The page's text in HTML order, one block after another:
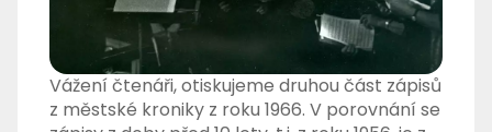
Vážení čtenáři, otiskujeme druhou část zápisů
z městské kroniky z roku 1966. V porovnání se